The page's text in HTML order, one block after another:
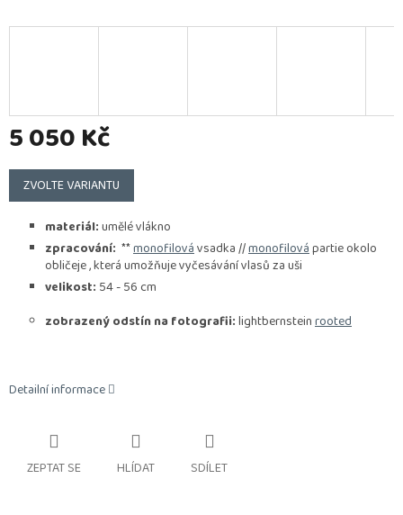
5 050 Kč
Měrná
cena:
ZVOLTE VARIANTU
materiál:umělé vlákno
zpracování: **monofilovávsadka //monofilovápartie okolo
obličeje , která umožňuje vyčesávání vlasů za uši
velikost: 54 - 56 cm
zobrazený odstín na fotografii:lightbernsteinrooted
Detailní informace
ZEPTAT SE HLÍDAT SDÍLET